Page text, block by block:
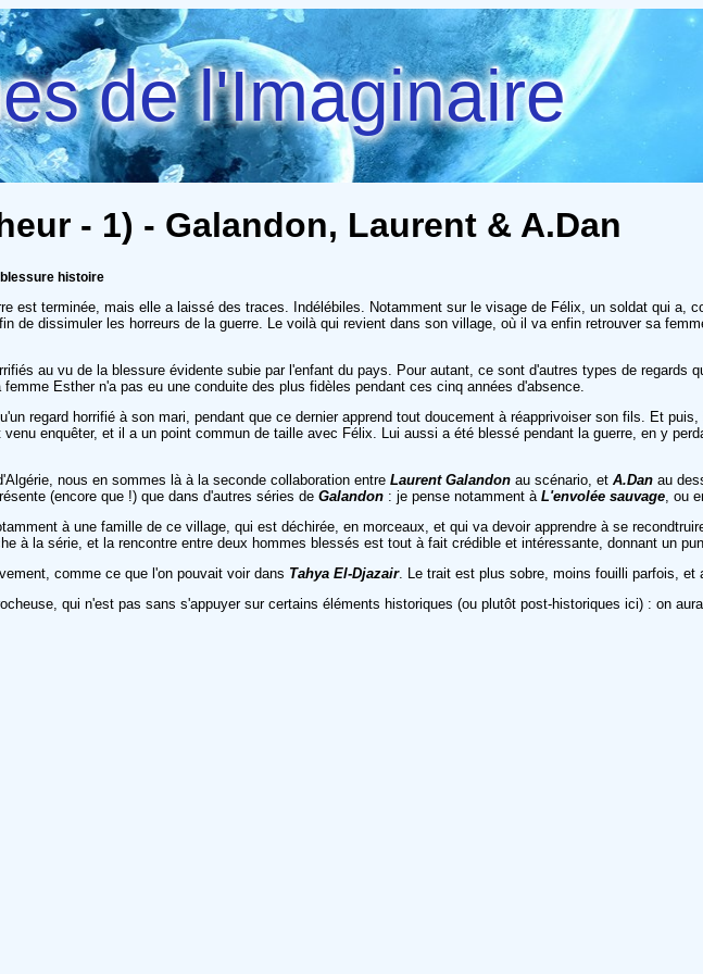
de l'Imaginaire
- 1) - Galandon, Laurent & A.Dan
histoire
est terminée, mais elle a laissé des traces. Indélébiles. Notamment sur le visage de Félix, un soldat qui a,
de dissimuler les horreurs de la guerre. Le voilà qui revient dans son village, où il va enfin retrouver sa
au vu de la blessure évidente subie par l'enfant du pays. Pour autant, ce sont d'autres types de regards
Esther n'a pas eu une conduite des plus fidèles pendant ces cinq années d'absence.
regard horrifié à son mari, pendant que ce dernier apprend tout doucement à réapprivoiser son fils. Et
enquêter, et il a un point commun de taille avec Félix. Lui aussi a été blessé pendant la guerre, en y
nous en sommes là à la seconde collaboration entre Laurent Galandon au scénario, et A.Dan au
(encore que !) que dans d'autres séries de Galandon : je pense notamment à L'envolée sauvage , ou
à une famille de ce village, qui est déchirée, en morceaux, et qui va devoir apprendre à se
à la série, et la rencontre entre deux hommes blessés est tout à fait crédible et intéressante, donnant un
comme ce que l'on pouvait voir dans Tahya El-Djazair. Le trait est plus sobre, moins fouilli parfois, et
qui n'est pas sans s'appuyer sur certains éléments historiques (ou plutôt post-historiques ici) : on